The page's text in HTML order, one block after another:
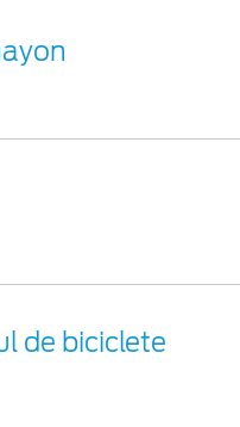
de biciclete